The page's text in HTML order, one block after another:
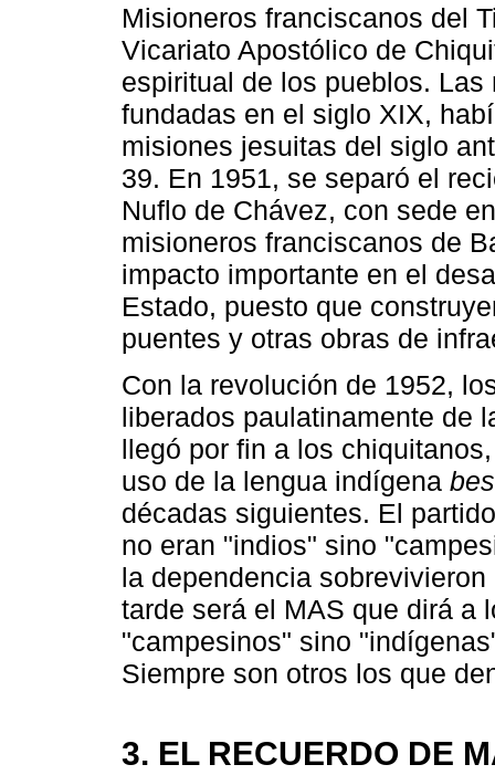
Misioneros franciscanos del
Vicariato Apostólico de
espiritual de los pueblos.
fundadas en el siglo XIX,
misiones jesuitas del siglo
39. En 1951, se separó el
Nuflo de Chávez, con sede
misioneros franciscanos de
impacto importante en el
Estado, puesto que
puentes y otras obras de
Con la revolución de 1952,
liberados paulatinamente de
llegó por fin a los
uso de la lengua indígena
décadas siguientes. El
no eran "indios" sino
la dependencia
tarde será el MAS que dirá a
"campesinos" sino
Siempre son otros los que
3. EL RECUERDO DE